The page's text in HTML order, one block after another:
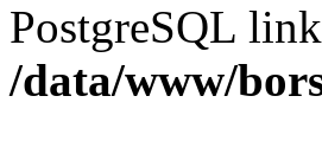
PostgreSQL
/data/www/